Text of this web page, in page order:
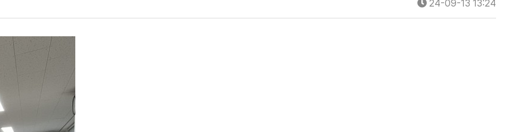
24-09-13 13:24